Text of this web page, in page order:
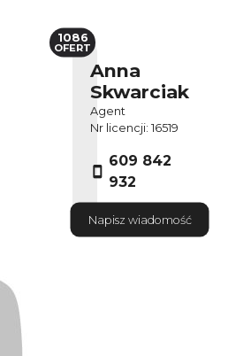
Anna
Skwarciak
Agent
Nr licencji: 16519
609 842
932
Napisz wiadomość
1086
OFERT